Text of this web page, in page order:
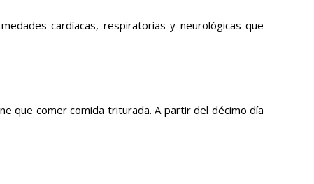
cardíacas, respiratorias y neurológicas que
que comer comida triturada. A partir del décimo día